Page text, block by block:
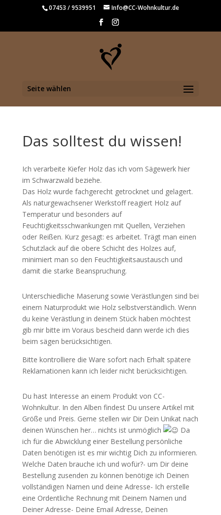
07453 / 9539951 Info@CC-Wohnkultur.de
Seite wählen
Das solltest du wissen!
Ich verarbeite Kiefer Holz das ich vom Sägewerk hier
im Schwarzwald beziehe.
Das Holz wurde fachgerecht getrocknet und gelagert.
Als naturgewachsener Werkstoff reagiert Holz auf
Temperatur und besonders auf
Feuchtigkeitsschwankungen mit Quellen, Verziehen
oder Reißen. Kurz gesagt: es arbeitet. Trägt man einen
Schutzlack auf die obere Schicht des Holzes auf,
minimiert man so den Feuchtigkeitsaustausch und
damit die starke Beanspruchung.
Unterschiedliche Maserung sowie Verästlungen sind bei
einem Naturprodukt wie Holz selbstverständlich. Wenn
du keine Verästlung in deinem Stück haben möchtest
gib mir bitte im Voraus bescheid dann werde ich dies
beim sägen berücksichtigen.
Bitte kontrolliere die Ware sofort nach Erhalt spätere
Reklamationen kann ich leider nicht berücksichtigen.
Du hast Interesse an einem Produkt von CC-
Wohnkultur. In den Alben findest Du unsere Artikel mit
Größe und Preis. Gerne stellen wir Dir Dein Unikat nach
deinen Wünschen her… nichts ist unmöglich
Da
ich für die Abwicklung einer Bestellung persönliche
Daten benötigen ist es mir wichtig Dich zu informieren.
Welche Daten brauche ich und wofür?- um Dir deine
Bestellung zusenden zu können benötige ich Deinen
vollständigen Namen und deine Adresse- Ich erstelle
eine Ordentliche Rechnung mit Deinem Namen und
Deiner Adresse- Deine Email Adresse, Deinen